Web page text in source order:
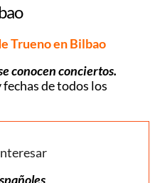
Trueno en Bilbao
conocen conciertos.
de todos los